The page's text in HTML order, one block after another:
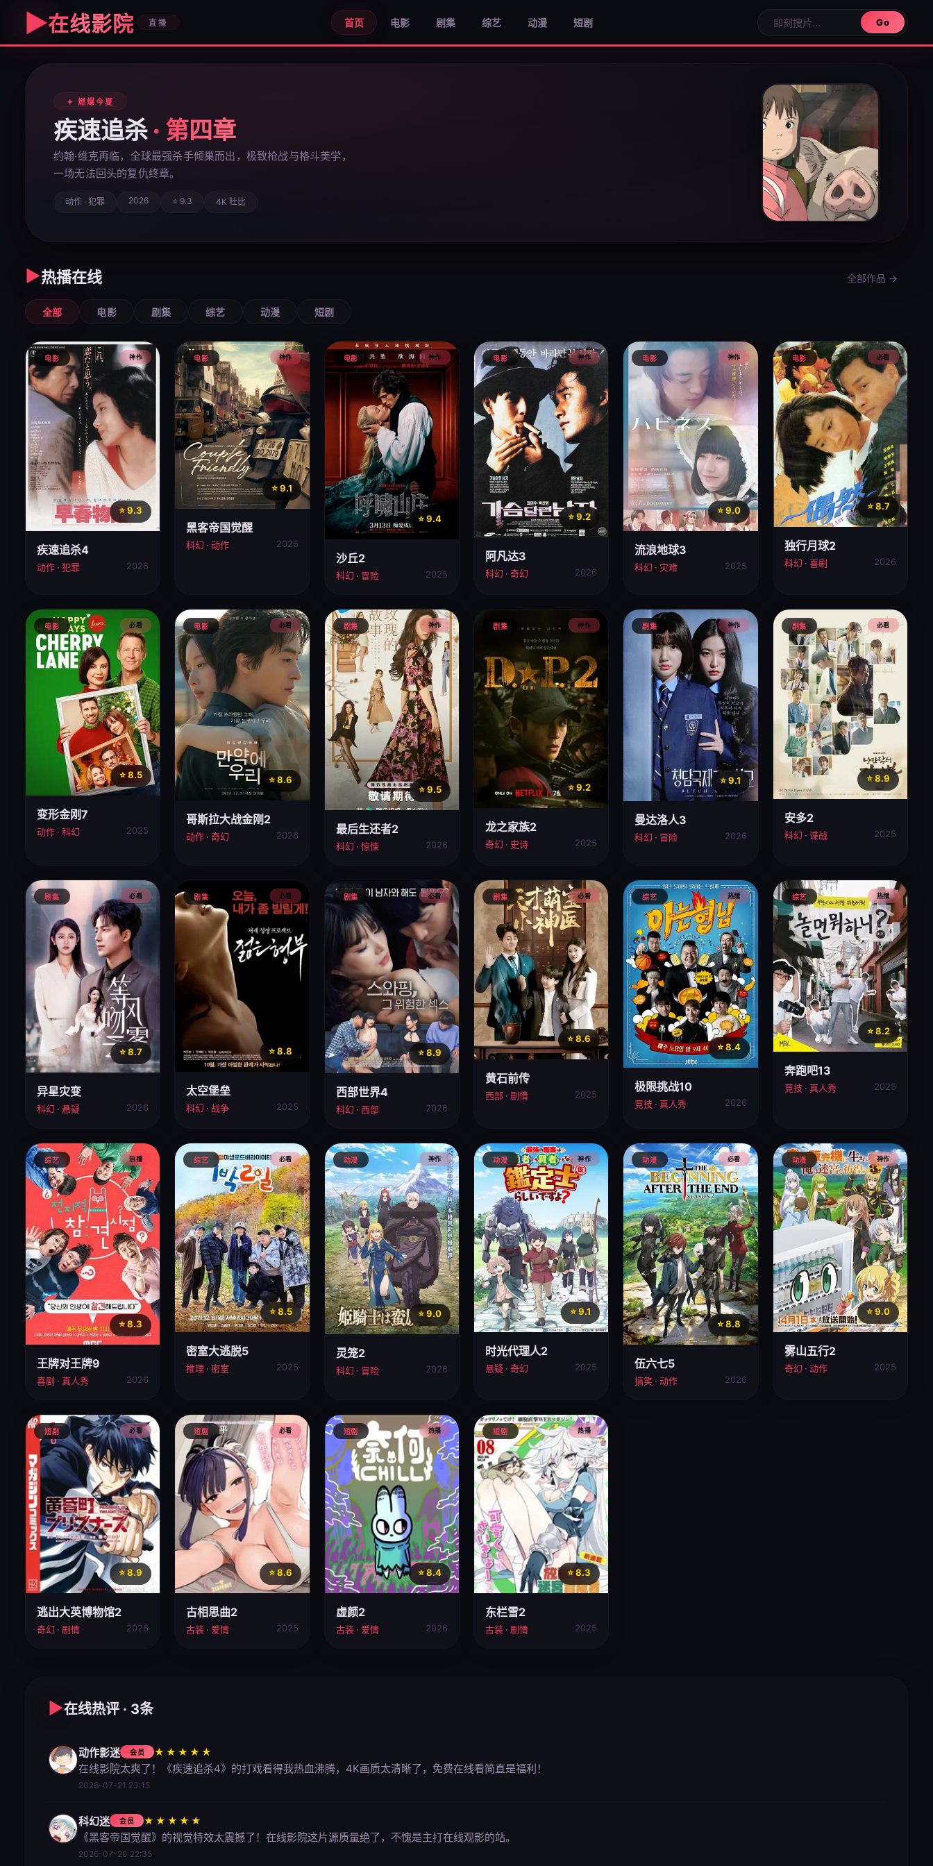
▶在线影院 直播 首页 电影 剧集 综艺 动漫 短剧 Go
✦ 燃爆今夏
疾速追杀 · 第四章
约翰·维克再临，全球最强杀手倾巢而出，极致枪战与格斗美学，
一场无法回头的复仇终章。
动作 · 犯罪 2026 ⭐ 9.3 4K 杜比
▶热播在线 全部作品 →
全部 电影 剧集 综艺 动漫 短剧
电影 神作
⭐ 9.3
疾速追杀4
动作 · 犯罪 2026
电影 神作
⭐ 9.1
黑客帝国觉醒
科幻 · 动作 2026
电影 神作
⭐ 9.4
沙丘2
科幻 · 冒险 2025
电影 神作
⭐ 9.2
阿凡达3
科幻 · 奇幻 2026
电影 神作
⭐ 9.0
流浪地球3
科幻 · 灾难 2025
电影 必看
⭐ 8.7
独行月球2
科幻 · 喜剧 2026
电影 必看
⭐ 8.5
变形金刚7
动作 · 科幻 2025
电影 必看
⭐ 8.6
哥斯拉大战金刚2
动作 · 奇幻 2026
剧集 神作
⭐ 9.5
最后生还者2
科幻 · 惊悚 2026
剧集 神作
⭐ 9.2
龙之家族2
奇幻 · 史诗 2025
剧集 神作
⭐ 9.1
曼达洛人3
科幻 · 冒险 2026
剧集 必看
⭐ 8.9
安多2
科幻 · 谍战 2025
剧集 必看
⭐ 8.7
异星灾变
科幻 · 悬疑 2026
剧集 必看
⭐ 8.8
太空堡垒
科幻 · 战争 2025
剧集 必看
⭐ 8.9
西部世界4
科幻 · 西部 2026
剧集 必看
⭐ 8.6
黄石前传
西部 · 剧情 2025
综艺 热播
⭐ 8.4
极限挑战10
竞技 · 真人秀 2026
综艺 热播
⭐ 8.2
奔跑吧13
竞技 · 真人秀 2025
综艺 热播
⭐ 8.3
王牌对王牌9
喜剧 · 真人秀 2026
综艺 必看
⭐ 8.5
密室大逃脱5
推理 · 密室 2025
动漫 神作
⭐ 9.0
灵笼2
科幻 · 冒险 2026
动漫 神作
⭐ 9.1
时光代理人2
悬疑 · 奇幻 2025
动漫 必看
⭐ 8.8
伍六七5
搞笑 · 动作 2026
动漫 神作
⭐ 9.0
雾山五行2
奇幻 · 动作 2025
短剧 必看
⭐ 8.9
逃出大英博物馆2
奇幻 · 剧情 2026
短剧 必看
⭐ 8.6
古相思曲2
古装 · 爱情 2025
短剧 热播
⭐ 8.4
虚颜2
古装 · 爱情 2026
短剧 热播
⭐ 8.3
东栏雪2
古装 · 剧情 2025
▶在线热评 · 3条
动作影迷 会员 ★★★★★
在线影院太爽了！《疾速追杀4》的打戏看得我热血沸腾，4K画质太清晰了，免费在线看简直是福利！
2026-07-21 23:15
科幻迷 会员 ★★★★★
《黑客帝国觉醒》的视觉特效太震撼了！在线影院这片源质量绝了，不愧是主打在线观影的站。
2026-07-20 22:35